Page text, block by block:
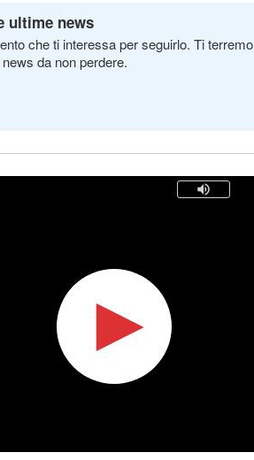
ultime news
che ti interessa per seguirlo. Ti terremo
da non perdere.